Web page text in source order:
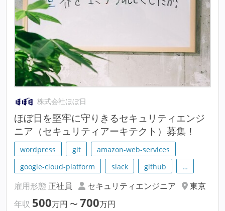
株式会社ほぼ日
ほぼ日を堅牢に守りきるセキュリティエンジ
ニア（セキュリティアーキテクト）募集！
wordpress git
amazon-web-services
google-cloud-platform
slack github …
雇用形態 正社員 セキュリティエンジニア
東京
年収 500万円 〜 700万円